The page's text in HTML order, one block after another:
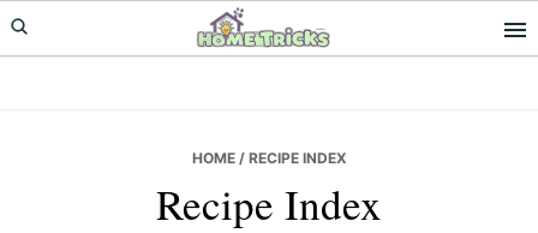
Skip
to
Skip
to
HOME/ RECIPE INDEX
Recipe Index